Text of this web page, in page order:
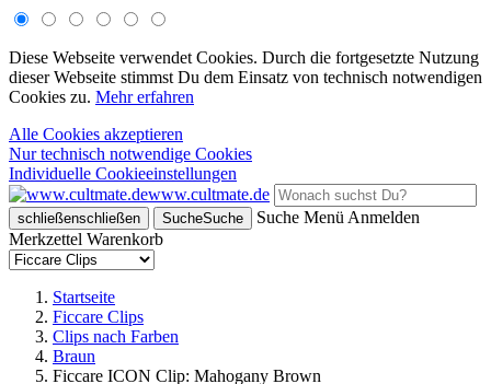
Diese Webseite verwendet Cookies. Durch die fortgesetzte Nutzung
dieser Webseite stimmst Du dem Einsatz von technisch notwendigen
Cookies zu. Mehr erfahren
Alle Cookies akzeptieren
Nur technisch notwendige Cookies
Individuelle Cookieeinstellungen
www.cultmate.de
schließenschließen SucheSuche Suche Menü Anmelden
Merkzettel Warenkorb
Startseite
Ficcare Clips
Clips nach Farben
Braun
Ficcare ICON Clip: Mahogany Brown